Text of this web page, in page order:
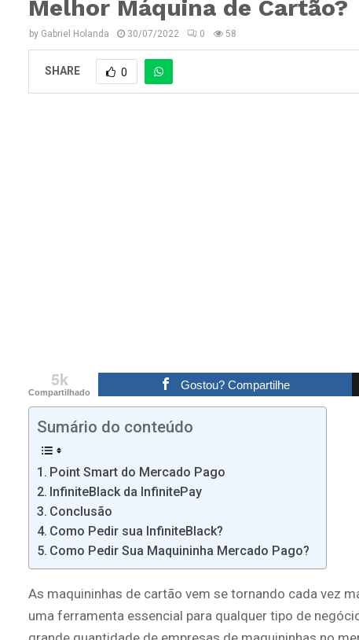
Melhor Máquina de Cartão?
by Gabriel Holanda 30/07/2022 0 58
SHARE 0
5k
Compartilhado
Gostou? Compartilhe
Sumário do conteúdo
Point Smart do Mercado Pago
InfiniteBlack da InfinitePay
Conclusão
Como Pedir sua InfiniteBlack?
Como Pedir Sua Maquininha Mercado Pago?
As maquininhas de cartão vem se tornando cada vez
uma ferramenta essencial para qualquer tipo de